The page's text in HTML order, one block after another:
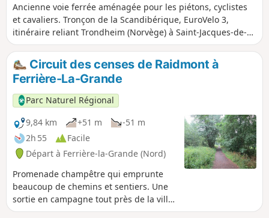
Ancienne voie ferrée aménagée pour les piétons, cyclistes
et cavaliers. Tronçon de la Scandibérique, EuroVelo 3,
itinéraire reliant Trondheim (Norvège) à Saint-Jacques-de-
Compostelle (Espagne),
Circuit des censes de Raidmont à
Ferrière-La-Grande
Parc Naturel Régional
9,84 km
+51 m
-51 m
2h 55
Facile
Départ à Ferrière-la-Grande (Nord)
Promenade champêtre qui emprunte
beaucoup de chemins et sentiers. Une
sortie en campagne tout près de la ville,
à parcourir toute l’année.